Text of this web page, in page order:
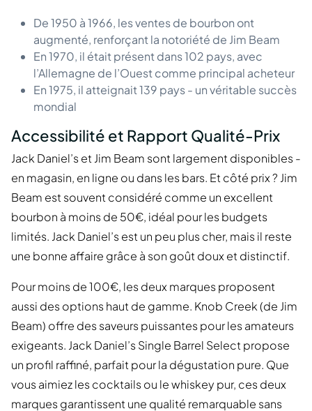
De 1950 à 1966, les ventes de bourbon ont
augmenté, renforçant la notoriété de Jim Beam
En 1970, il était présent dans 102 pays, avec
l’Allemagne de l’Ouest comme principal acheteur
En 1975, il atteignait 139 pays - un véritable succès
mondial
Accessibilité et Rapport Qualité-Prix
Jack Daniel’s et Jim Beam sont largement disponibles -
en magasin, en ligne ou dans les bars. Et côté prix ? Jim
Beam est souvent considéré comme un excellent
bourbon à moins de 50€, idéal pour les budgets
limités. Jack Daniel’s est un peu plus cher, mais il reste
une bonne affaire grâce à son goût doux et distinctif.
Pour moins de 100€, les deux marques proposent
aussi des options haut de gamme. Knob Creek (de Jim
Beam) offre des saveurs puissantes pour les amateurs
exigeants. Jack Daniel’s Single Barrel Select propose
un profil raffiné, parfait pour la dégustation pure. Que
vous aimiez les cocktails ou le whiskey pur, ces deux
marques garantissent une qualité remarquable sans